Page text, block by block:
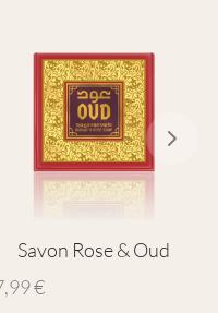
Savon Rose & Oud
€